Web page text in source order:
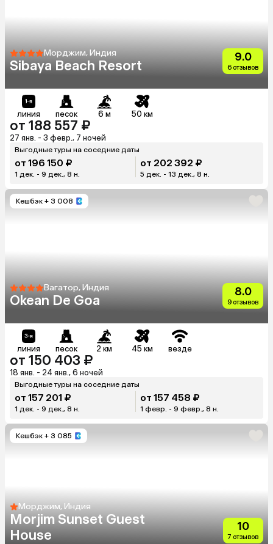
Морджим, Индия
Sibaya Beach Resort
9.0
6 отзывов
линия песок 6 м 50 км
от 188 557 ₽
27 янв. - 3 февр., 7 ночей
Выгодные туры на соседние даты
от 196 150 ₽
1 дек. - 9 дек., 8 н.
от 202 392 ₽
5 дек. - 13 дек., 8 н.
Кешбэк + 3 008
Вагатор, Индия
Okean De Goa
8.0
9 отзывов
линия песок 2 км 45 км везде
от 150 403 ₽
18 янв. - 24 янв., 6 ночей
Выгодные туры на соседние даты
от 157 201 ₽
1 дек. - 9 дек., 8 н.
от 157 458 ₽
1 февр. - 9 февр., 8 н.
Кешбэк + 3 085
Морджим, Индия
Morjim Sunset Guest
House
10
7 отзывов